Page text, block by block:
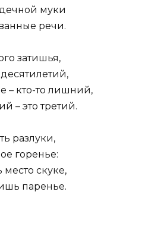
муки
речи.
затишья,
– кто-то лишний,
– это третий.
разлуки,
горенье:
место скуке,
паренье.